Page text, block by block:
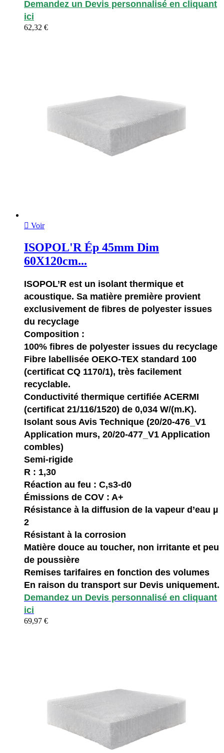
Demandez un Devis personnalisé en cliquant
ici
62,32 €
 Voir
ISOPOL'R Ép 45mm Dim
60X120cm...
ISOPOL’R est un isolant thermique et
acoustique. Sa matière première provient
exclusivement de fibres de polyester issues
du recyclage
Composition :
100% fibres de polyester issues du recyclage
Fibre labellisée OEKO-TEX standard 100
(certificat CQ 1170/1), très facilement
recyclable.
Conductivité thermique certifiée ACERMI
(certificat 21/116/1520) de 0,034 W/(m.K).
Isolant sous Avis Technique (20/20-476_V1
Application murs, 20/20-477_V1 Application
combles)
Semi-rigide
R : 1,30
Réaction au feu : C,s3-d0
Émissions de COV : A+
Résistance à la diffusion de la vapeur d’eau µ
2
Résistant à la corrosion
Matière douce au toucher, non irritante et peu
de poussière
Remises tarifaires en fonction des volumes
En raison du transport sur Devis uniquement.
Demandez un Devis personnalisé en cliquant
ici
69,97 €